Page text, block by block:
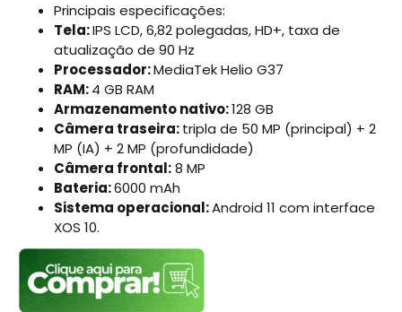
Principais especificações:
Tela:IPS LCD, 6,82 polegadas, HD+, taxa de
atualização de 90 Hz
Processador:MediaTek Helio G37
RAM:4 GB RAM
Armazenamento nativo:128 GB
Câmera traseira:tripla de 50 MP (principal) + 2
MP (IA) + 2 MP (profundidade)
Câmera frontal:8 MP
Bateria:6000 mAh
Sistema operacional:Android 11 com interface
XOS 10.